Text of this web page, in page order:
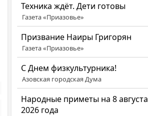
Техника ждёт. Дети готовы
Газета «Приазовье»
Призвание Наиры Григорян
Газета «Приазовье»
C Днем физкультурника!
Азовская городская Дума
Народные приметы на 8 августа
2026 года